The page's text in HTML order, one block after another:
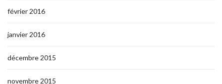
février 2016
janvier 2016
décembre 2015
novembre 2015